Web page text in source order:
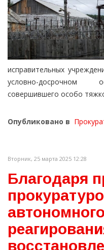
исправительных
условно-досрочном
совершившего особо
Опубликовано в
Вторник, 25 марта 2025 12:28
Благодаря